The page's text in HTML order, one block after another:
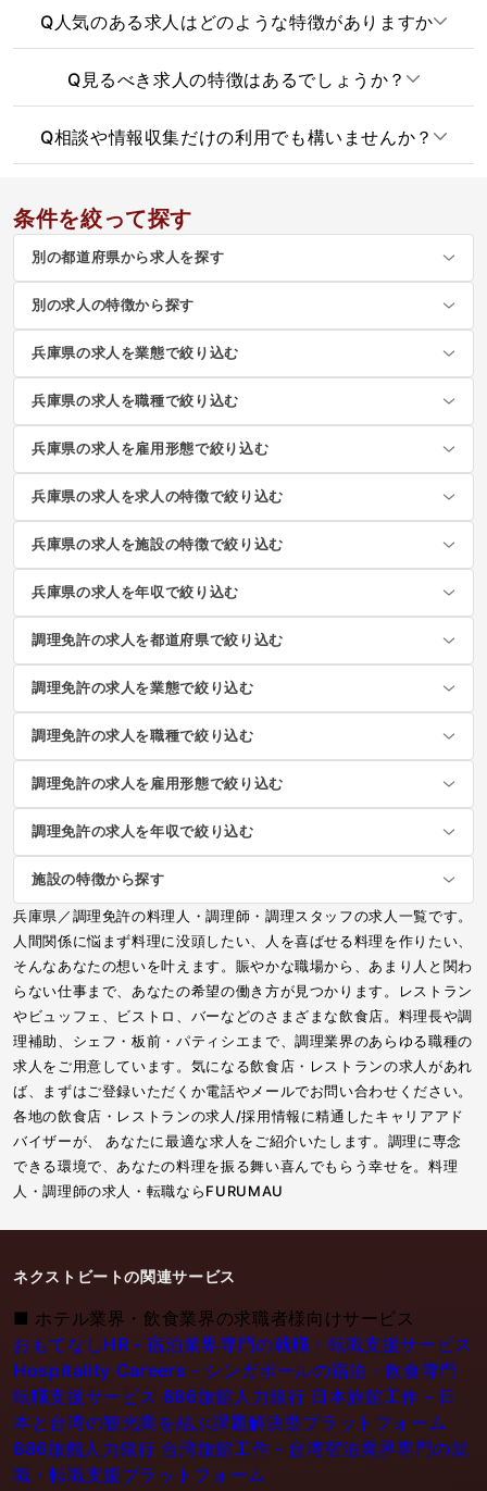
Q 人気のある求人はどのような特徴がありますか
Q 見るべき求人の特徴はあるでしょうか？
Q相談や情報収集だけの利用でも構いませんか？
条件を絞って探す
別の都道府県から求人を探す
別の求人の特徴から探す
兵庫県の求人を業態で絞り込む
兵庫県の求人を職種で絞り込む
兵庫県の求人を雇用形態で絞り込む
兵庫県の求人を求人の特徴で絞り込む
兵庫県の求人を施設の特徴で絞り込む
兵庫県の求人を年収で絞り込む
調理免許の求人を都道府県で絞り込む
調理免許の求人を業態で絞り込む
調理免許の求人を職種で絞り込む
調理免許の求人を雇用形態で絞り込む
調理免許の求人を年収で絞り込む
施設の特徴から探す
兵庫県／調理免許の料理人・調理師・調理スタッフの求人一覧です。
人間関係に悩まず料理に没頭したい、人を喜ばせる料理を作りたい、
そんなあなたの想いを叶えます。賑やかな職場から、あまり人と関わ
らない仕事まで、あなたの希望の働き方が見つかります。レストラン
やビュッフェ、ビストロ、バーなどのさまざまな飲食店。料理長や調
理補助、シェフ・板前・パティシエまで、調理業界のあらゆる職種の
求人をご用意しています。気になる飲食店・レストランの求人があれ
ば、まずはご登録いただくか電話やメールでお問い合わせください。
各地の飲食店・レストランの求人/採用情報に精通したキャリアアド
バイザーが、 あなたに最適な求人をご紹介いたします。調理に専念
できる環境で、あなたの料理を振る舞い喜んでもらう幸せを。料理
人・調理師の求人・転職ならFURUMAU
ネクストビートの関連サービス
■ ホテル業界・飲食業界の求職者様向けサービス
おもてなしHR - 宿泊業界専門の就職・転職支援サービス
Hospitality Careers - シンガポールの宿泊・飲食専門
転職支援サービス 886旅館人力銀行 日本旅館工作 - 日
本と台湾の観光業を結ぶ課題解決型プラットフォーム
886旅館人力銀行 台湾旅館工作 - 台湾宿泊業界専門の就
職・転職支援プラットフォーム